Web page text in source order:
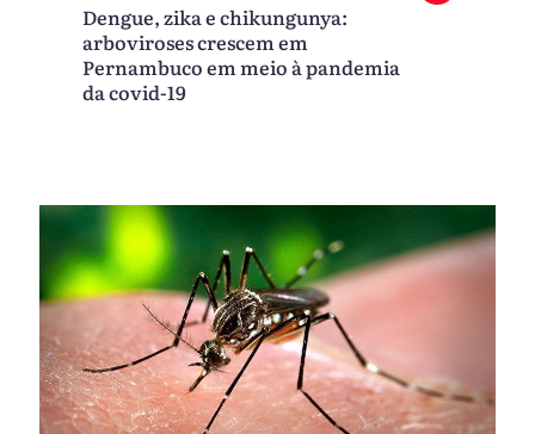
Dengue, zika e chikungunya:
arboviroses crescem em
Pernambuco em meio à pandemia
da covid-19